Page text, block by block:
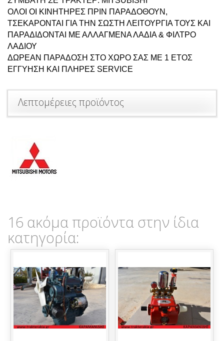
ΟΛΟΙ ΟΙ ΚΙΝΗΤΗΡΕΣ ΠΡΙΝ ΠΑΡΑΔΟΘΟΥΝ,
ΤΣΕΚΑΡΟΝΤΑΙ ΓΙΑ ΤΗΝ ΣΩΣΤΗ ΛΕΙΤΟΥΡΓΙΑ ΤΟΥΣ ΚΑΙ
ΠΑΡΑΔΙΔΟΝΤΑΙ ΜΕ ΑΛΛΑΓΜΕΝΑ ΛΑΔΙΑ & ΦΙΛΤΡΟ
ΛΑΔΙΟΥ
ΔΩΡΕΑΝ ΠΑΡΑΔΟΣΗ ΣΤΟ ΧΩΡΟ ΣΑΣ ΜΕ 1 ΕΤΟΣ
ΕΓΓΥΗΣΗ ΚΑΙ ΠΛΗΡΕΣ SERVICE
Λεπτομέρειες προϊόντος
16 ακόμα προϊόντα στην ίδια
κατηγορία: